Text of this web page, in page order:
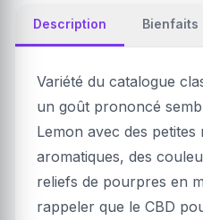
Description Bienfaits
Variété du catalogue
un goût prononcé
Lemon avec des petites
aromatiques, des
reliefs de pourpres en
rappeler que le CBD